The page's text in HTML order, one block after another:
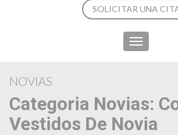
SOLICITAR UNA
Toggle
navigation
NOVIAS
Categoria Novias:
Vestidos De Novia